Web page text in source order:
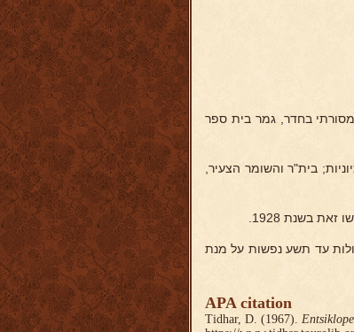
חינוך מסורתי בחדר, גמר בית ספר
בית"ר והשומר הצעיר,
בשנת 1928.
גדולות עד תשע נפשות על מנת
APA citation
Tidhar, D. (1967).